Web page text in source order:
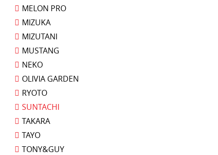
MELON PRO
MIZUKA
MIZUTANI
MUSTANG
NEKO
OLIVIA GARDEN
RYOTO
SUNTACHI
TAKARA
TAYO
TONY&GUY